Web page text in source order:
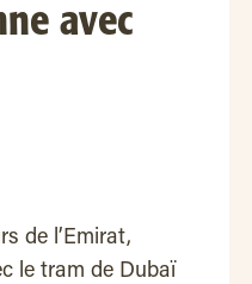
avec
de l’Emirat,
le tram de Dubaï